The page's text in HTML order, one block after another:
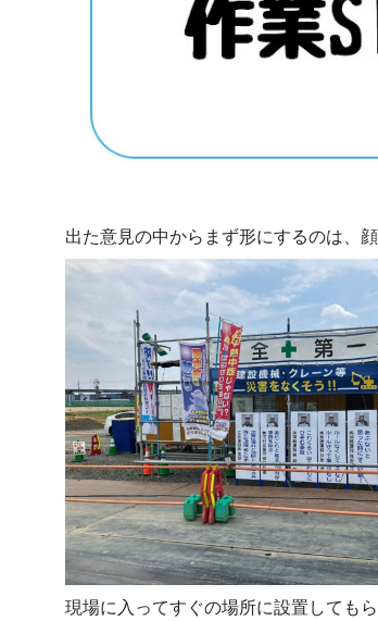
出た意見の中からまず形にするのは、
現場に入ってすぐの場所に設置しても